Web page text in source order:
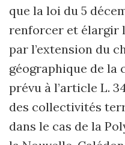
que la loi du 5
renforcer et élargir
par l’extension du
géographique de la
prévu à l’article L.
des collectivités
dans le cas de la